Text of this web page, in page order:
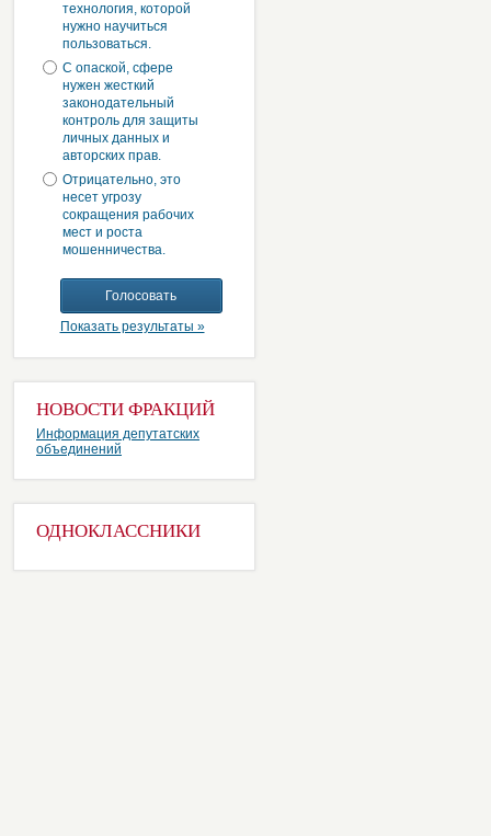
технология, которой
нужно научиться
пользоваться.
С опаской, сфере
нужен жесткий
законодательный
контроль для защиты
личных данных и
авторских прав.
Отрицательно, это
несет угрозу
сокращения рабочих
мест и роста
мошенничества.
Показать результаты »
НОВОСТИ ФРАКЦИЙ
Информация депутатских
объединений
ОДНОКЛАССНИКИ